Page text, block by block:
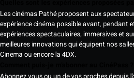
Les cinémas Pathé proposent aux
expérience cinéma possible avant, pendant
expériences spectaculaires, immersives et
meilleures innovations qui équipent nos
Cinema ou encore la 4DX.